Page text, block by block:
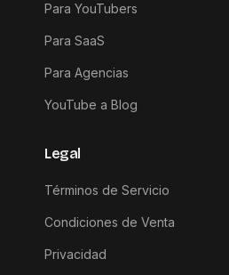
Para YouTubers
Para SaaS
Para Agencias
YouTube a Blog
Legal
Términos de Servicio
Condiciones de Venta
Privacidad